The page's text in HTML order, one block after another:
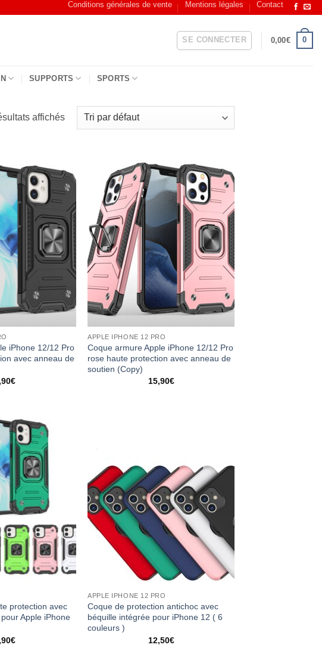
Conditions générales de vente Mentions légales Contact
SE CONNECTER 0,00€ 0
SUPPORTS SPORTS
affichés
iPhone 12/12 Pro
avec anneau de
€
APPLE IPHONE 12 PRO
Coque armure Apple iPhone 12/12 Pro
rose haute protection avec anneau de
soutien (Copy)
15,90€
protection avec
Apple iPhone
€
APPLE IPHONE 12 PRO
Coque de protection antichoc avec
béquille intégrée pour iPhone 12 ( 6
couleurs )
12,50€